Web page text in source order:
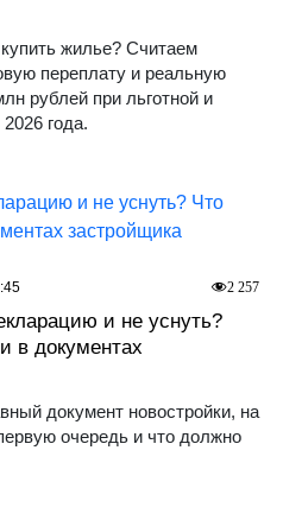
жилье? Считаем
переплату и реальную
рублей при льготной и
года.
и не уснуть?
в документах
документ новостройки, на
очередь и что должно
2 257